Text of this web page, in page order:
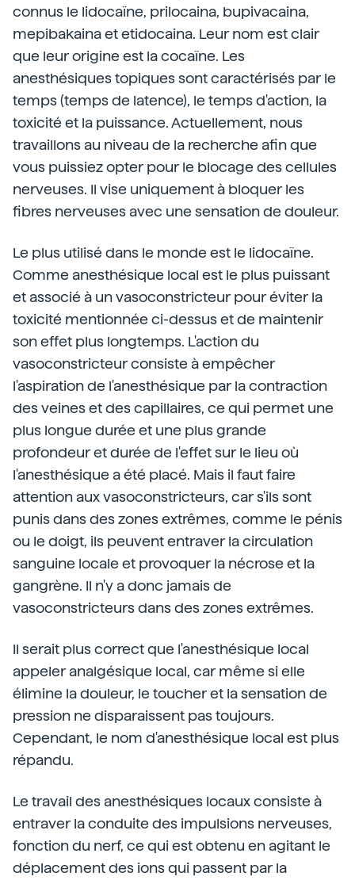
connus le lidocaïne, prilocaina, bupivacaina,
mepibakaina et etidocaina. Leur nom est clair
que leur origine est la cocaïne. Les
anesthésiques topiques sont caractérisés par le
temps (temps de latence), le temps d'action, la
toxicité et la puissance. Actuellement, nous
travaillons au niveau de la recherche afin que
vous puissiez opter pour le blocage des cellules
nerveuses. Il vise uniquement à bloquer les
fibres nerveuses avec une sensation de douleur.
Le plus utilisé dans le monde est le lidocaïne.
Comme anesthésique local est le plus puissant
et associé à un vasoconstricteur pour éviter la
toxicité mentionnée ci-dessus et de maintenir
son effet plus longtemps. L'action du
vasoconstricteur consiste à empêcher
l'aspiration de l'anesthésique par la contraction
des veines et des capillaires, ce qui permet une
plus longue durée et une plus grande
profondeur et durée de l'effet sur le lieu où
l'anesthésique a été placé. Mais il faut faire
attention aux vasoconstricteurs, car s'ils sont
punis dans des zones extrêmes, comme le pénis
ou le doigt, ils peuvent entraver la circulation
sanguine locale et provoquer la nécrose et la
gangrène. Il n'y a donc jamais de
vasoconstricteurs dans des zones extrêmes.
Il serait plus correct que l'anesthésique local
appeler analgésique local, car même si elle
élimine la douleur, le toucher et la sensation de
pression ne disparaissent pas toujours.
Cependant, le nom d'anesthésique local est plus
répandu.
Le travail des anesthésiques locaux consiste à
entraver la conduite des impulsions nerveuses,
fonction du nerf, ce qui est obtenu en agitant le
déplacement des ions qui passent par la